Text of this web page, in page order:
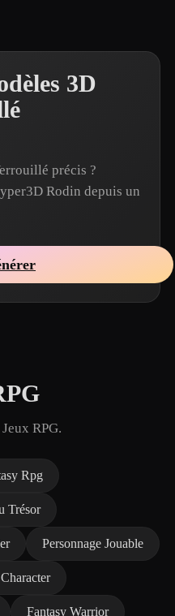
3D
précis ?
Rodin depuis un
RPG.
Rpg
Trésor
Personnage Jouable
Fantasy Warrior